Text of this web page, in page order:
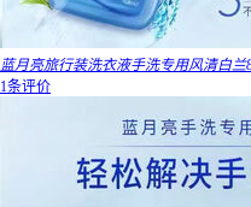
蓝月亮旅行装洗衣液手洗专用风清白
1条评价